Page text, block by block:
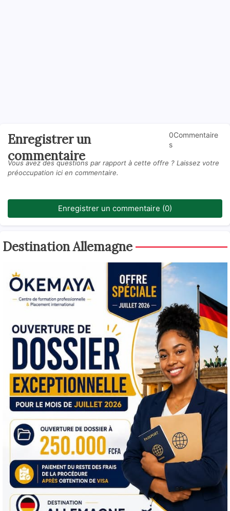
Enregistrer un
commentaire
0Commentaire
s
Vous avez des questions par rapport à cette offre ? Laissez votre
préoccupation ici en commentaire.
Enregistrer un commentaire (0)
Destination Allemagne